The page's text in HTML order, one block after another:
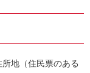
地（住民票のある